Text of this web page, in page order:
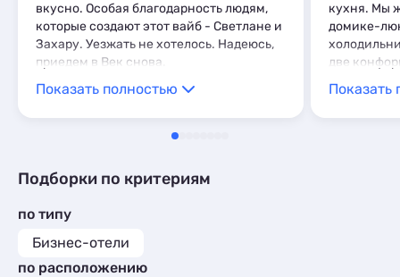
вкусно. Особая благодарность людям,
которые создают этот вайб - Светлане и
Захару. Уезжать не хотелось. Надеюсь,
приедем в Век снова.
Показать полностью
кухня. Мы
домике-
две
столовые
тарелок и
моим
Показать
Подборки по критериям
по типу
Бизнес-отели
по расположению